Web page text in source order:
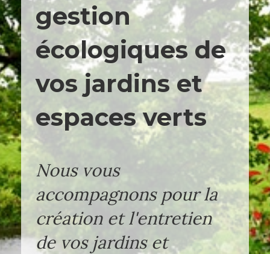
gestion
écologiques de
vos jardins et
espaces verts
Nous vous
accompagnons pour la
création et l'entretien
de vos jardins et